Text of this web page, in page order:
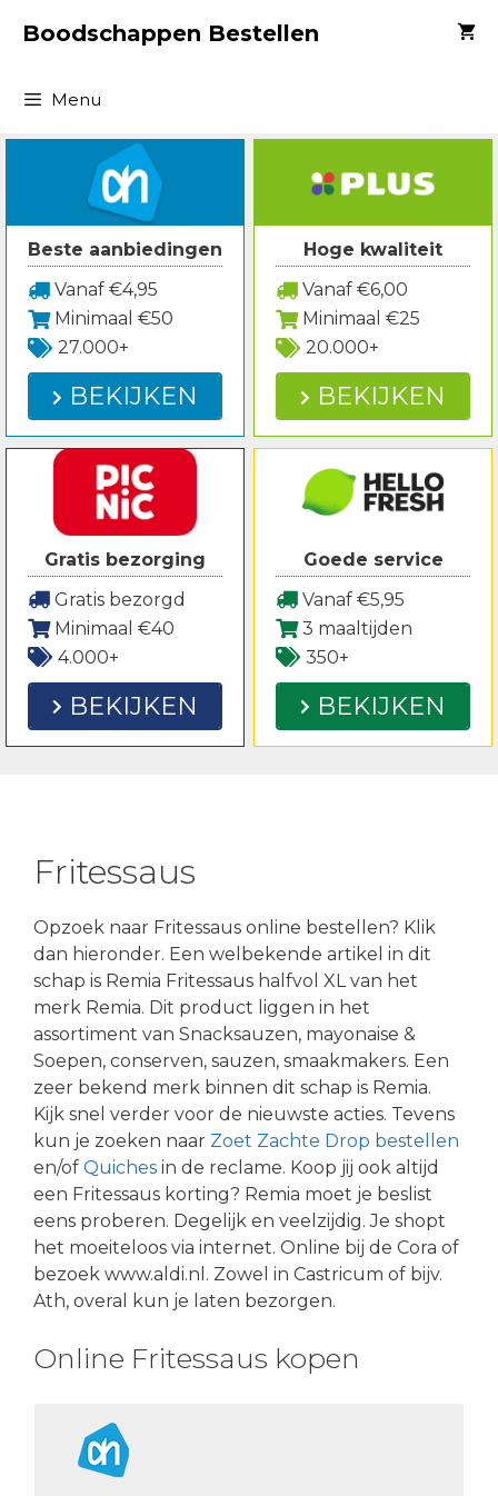
naarBoodschappen Bestellen
Menu
Beste aanbiedingen
Vanaf €4,95
Minimaal €50
27.000+
BEKIJKEN
Hoge kwaliteit
Vanaf €6,00
Minimaal €25
20.000+
BEKIJKEN
Gratis bezorging
Gratis bezorgd
Minimaal €40
4.000+
BEKIJKEN
Goede service
Vanaf €5,95
3 maaltijden
350+
BEKIJKEN
Fritessaus
Opzoek naar Fritessaus online bestellen? Klik
dan hieronder. Een welbekende artikel in dit
schap is Remia Fritessaus halfvol XL van het
merk Remia. Dit product liggen in het
assortiment van Snacksauzen, mayonaise &
Soepen, conserven, sauzen, smaakmakers. Een
zeer bekend merk binnen dit schap is Remia.
Kijk snel verder voor de nieuwste acties. Tevens
kun je zoeken naar Zoet Zachte Drop bestellen
en/of Quiches in de reclame. Koop jij ook altijd
een Fritessaus korting? Remia moet je beslist
eens proberen. Degelijk en veelzijdig. Je shopt
het moeiteloos via internet. Online bij de Cora of
bezoek www.aldi.nl. Zowel in Castricum of bijv.
Ath, overal kun je laten bezorgen.
Online Fritessaus kopen